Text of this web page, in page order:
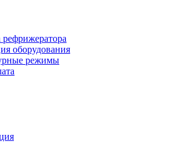
рефрижератора
оборудования
режимы